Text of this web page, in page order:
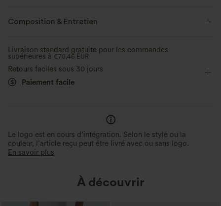
Évacue l’humidité
Maintien moyen Short intégré
Taille haute Ajusté
Composition & Entretien
Livraison standard gratuite pour les commandes
supérieures à €70,46 EUR
Retours faciles sous 30 jours
Paiement facile
Le logo est en cours d’intégration. Selon le style ou la
couleur, l’article reçu peut être livré avec ou sans logo.
En savoir plus
À découvrir